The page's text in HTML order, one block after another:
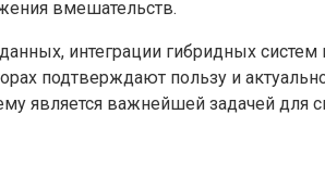
вмешательств.
интеграции гибридных систем
подтверждают пользу и
является важнейшей задачей для